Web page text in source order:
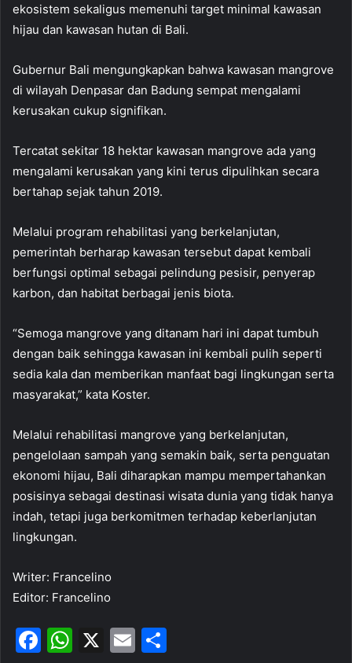
ekosistem sekaligus memenuhi target minimal kawasan
hijau dan kawasan hutan di Bali.
Gubernur Bali mengungkapkan bahwa kawasan mangrove
di wilayah Denpasar dan Badung sempat mengalami
kerusakan cukup signifikan.
Tercatat sekitar 18 hektar kawasan mangrove ada yang
mengalami kerusakan yang kini terus dipulihkan secara
bertahap sejak tahun 2019.
Melalui program rehabilitasi yang berkelanjutan,
pemerintah berharap kawasan tersebut dapat kembali
berfungsi optimal sebagai pelindung pesisir, penyerap
karbon, dan habitat berbagai jenis biota.
“Semoga mangrove yang ditanam hari ini dapat tumbuh
dengan baik sehingga kawasan ini kembali pulih seperti
sedia kala dan memberikan manfaat bagi lingkungan serta
masyarakat,” kata Koster.
Melalui rehabilitasi mangrove yang berkelanjutan,
pengelolaan sampah yang semakin baik, serta penguatan
ekonomi hijau, Bali diharapkan mampu mempertahankan
posisinya sebagai destinasi wisata dunia yang tidak hanya
indah, tetapi juga berkomitmen terhadap keberlanjutan
lingkungan.
Writer: Francelino
Editor: Francelino
F
W X
E